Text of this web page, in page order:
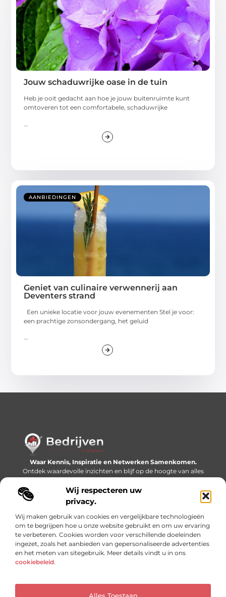
Wij respecteren uw
privacy.
Wij maken gebruik van cookies en vergelijkbare technologieën
om te begrijpen hoe u onze website gebruikt en om uw ervaring
te verbeteren. Cookies worden voor verschillende doeleinden
ingezet, zoals het aanbieden van gepersonaliseerde advertenties
en het meten van sitegebruik. Meer details vindt u in ons
cookiebeleid.
Alles Toestaan
Jouw schaduwrijke oase in de tuin
Heb je ooit gedacht aan hoe je jouw buitenruimte kunt
omtoveren tot een comfortabele, schaduwrijke
AANBIEDINGEN
Geniet van culinaire verwennerij aan
Deventers strand
Een unieke locatie voor jouw evenementen Stel je voor:
een prachtige zonsondergang, het geluid
Waar Kennis, Inspiratie en Netwerken Samenkomen.
Ontdek waardevolle inzichten en blijf op de hoogte van alles
wat er speelt in de wereld.
Bericht categorie
Onze informatie